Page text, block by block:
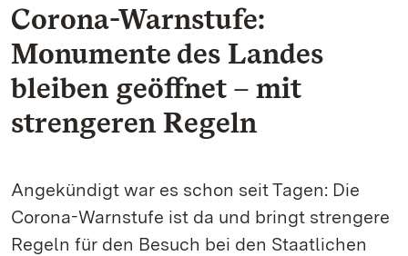
Corona-Warnstufe:
Monumente des Landes
bleiben geöffnet – mit
strengeren Regeln
Angekündigt war es schon seit Tagen: Die
Corona-Warnstufe ist da und bringt strengere
Regeln für den Besuch bei den Staatlichen